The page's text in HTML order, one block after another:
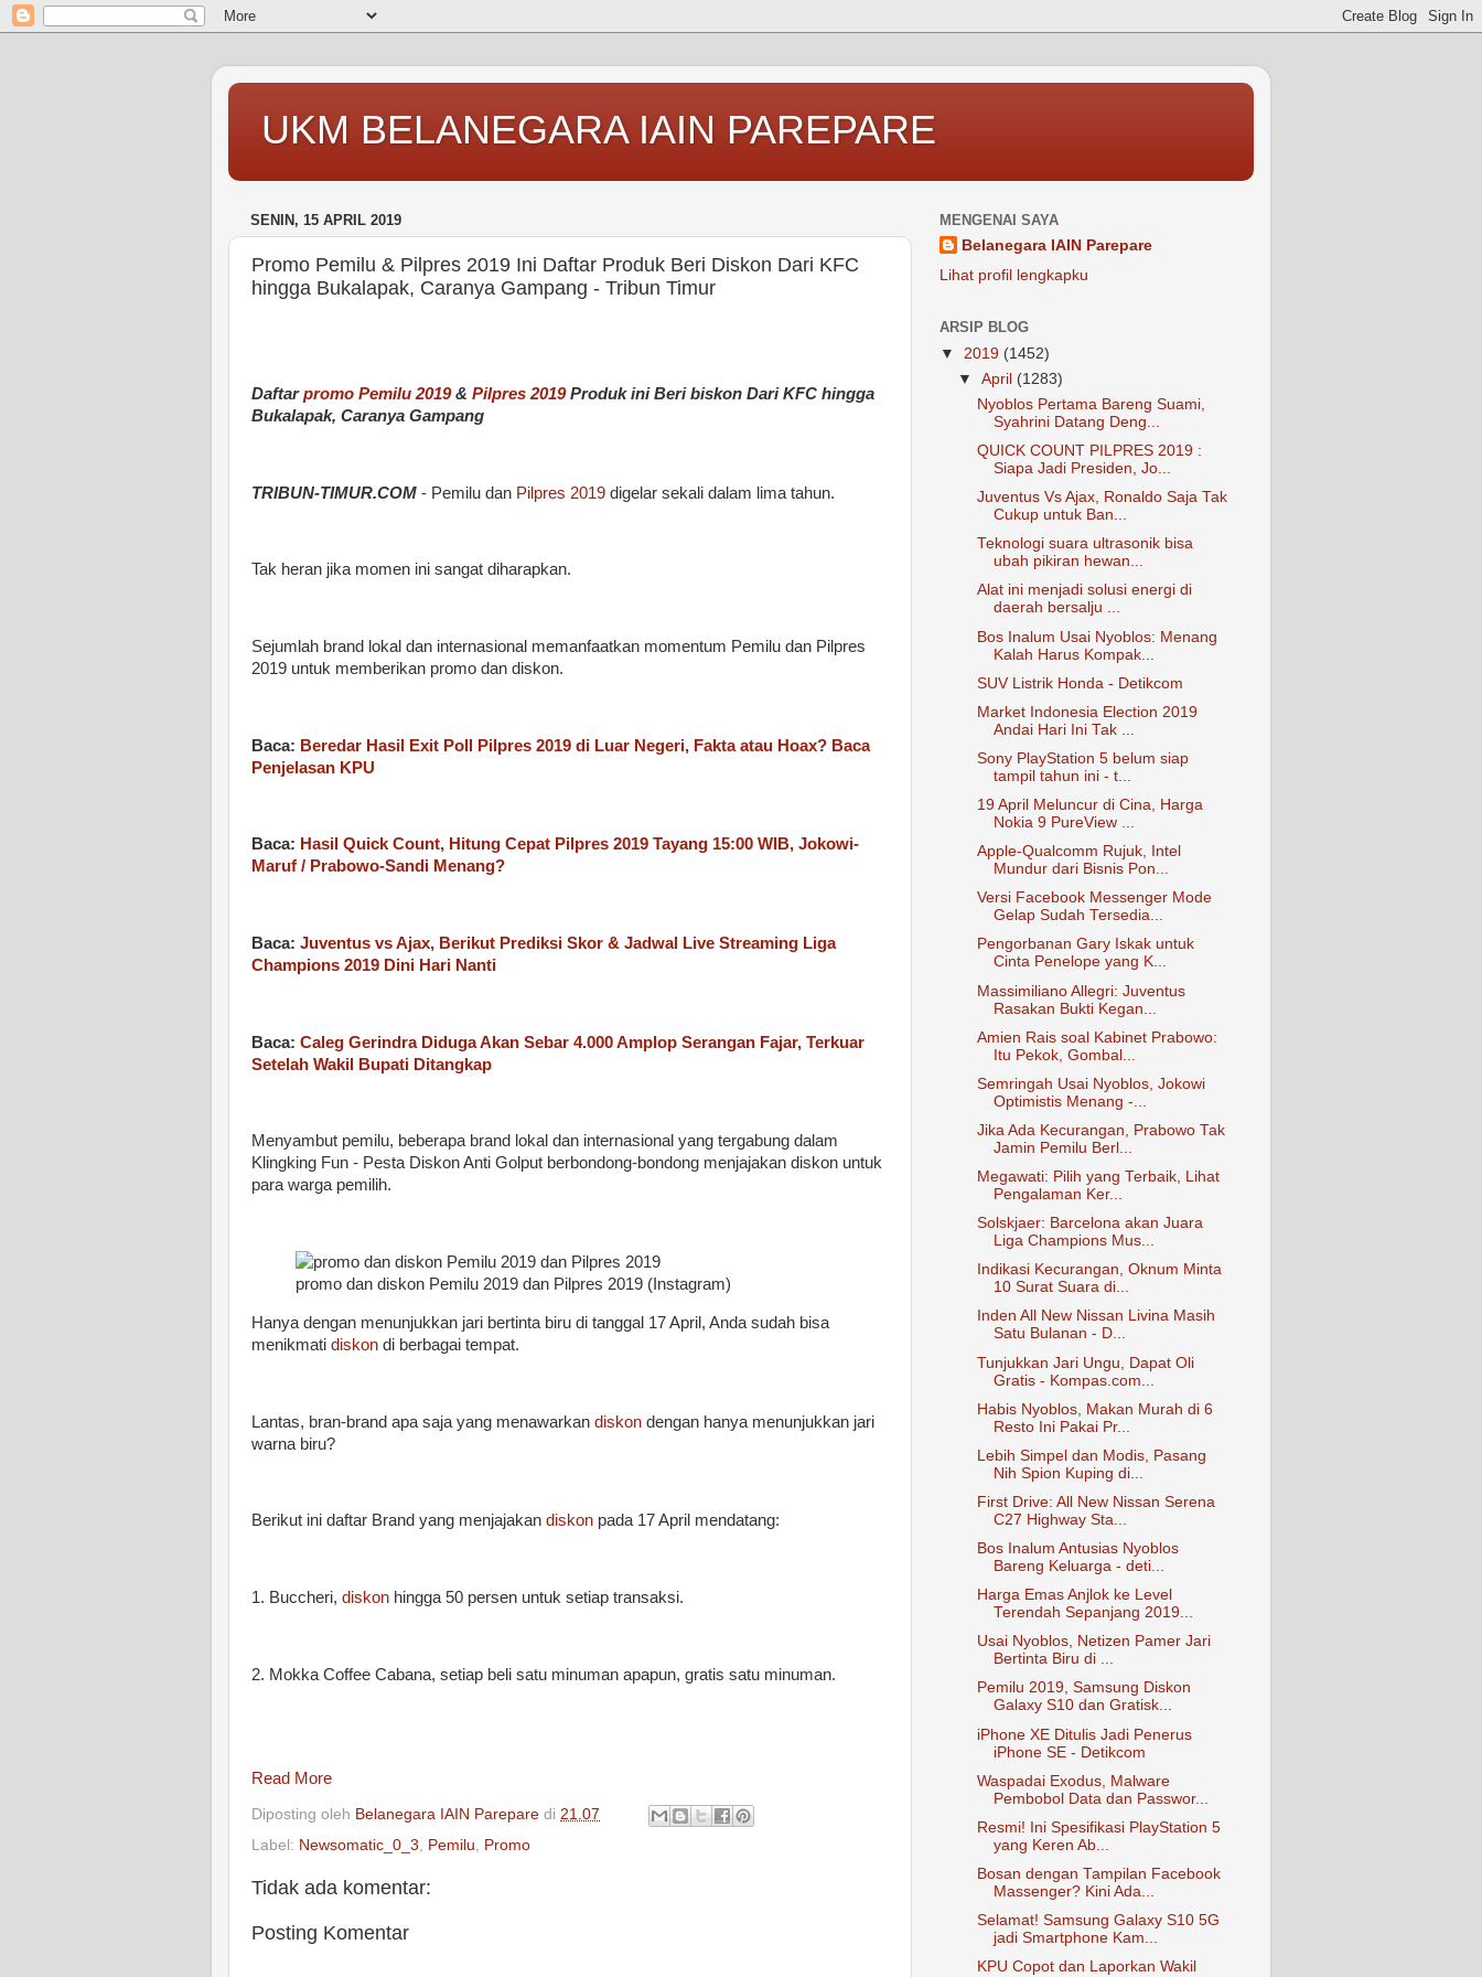
UKM BELANEGARA IAIN PAREPARE
SENIN, 15 APRIL 2019
Promo Pemilu & Pilpres 2019 Ini Daftar Produk Beri Diskon Dari KFC
hingga Bukalapak, Caranya Gampang - Tribun Timur
Daftarpromo Pemilu 2019& Pilpres 2019Produk ini Beri biskon Dari KFC hingga
Bukalapak, Caranya Gampang
TRIBUN-TIMUR.COM - Pemilu dan Pilpres 2019 digelar sekali dalam lima tahun.
Tak heran jika momen ini sangat diharapkan.
Sejumlah brand lokal dan internasional memanfaatkan momentum Pemilu dan Pilpres
2019 untuk memberikan promo dan diskon.
Baca: Beredar Hasil Exit Poll Pilpres 2019 di Luar Negeri, Fakta atau Hoax? Baca
Penjelasan KPU
Baca: Hasil Quick Count, Hitung Cepat Pilpres 2019 Tayang 15:00 WIB, Jokowi-
Maruf / Prabowo-Sandi Menang?
Baca: Juventus vs Ajax, Berikut Prediksi Skor & Jadwal Live Streaming Liga
Champions 2019 Dini Hari Nanti
Baca: Caleg Gerindra Diduga Akan Sebar 4.000 Amplop Serangan Fajar, Terkuar
Setelah Wakil Bupati Ditangkap
Menyambut pemilu, beberapa brand lokal dan internasional yang tergabung dalam
Klingking Fun - Pesta Diskon Anti Golput berbondong-bondong menjajakan diskon untuk
para warga pemilih.
promo dan diskon Pemilu 2019 dan Pilpres 2019 (Instagram)
Hanya dengan menunjukkan jari bertinta biru di tanggal 17 April, Anda sudah bisa
menikmati diskon di berbagai tempat.
Lantas, bran-brand apa saja yang menawarkan diskon dengan hanya menunjukkan jari
warna biru?
Berikut ini daftar Brand yang menjajakan diskon pada 17 April mendatang:
1. Buccheri, diskon hingga 50 persen untuk setiap transaksi.
2. Mokka Coffee Cabana, setiap beli satu minuman apapun, gratis satu minuman.
Read More
Diposting oleh Belanegara IAIN Parepare di 21.07
Label: Newsomatic_0_3 Pemilu Promo
Tidak ada komentar:
Posting Komentar
MENGENAI SAYA
Belanegara IAIN Parepare
Lihat profil lengkapku
ARSIP BLOG
▼ 2019 (1452)
▼April (1283)
Nyoblos Pertama Bareng Suami,
Syahrini Datang Deng...
QUICK COUNT PILPRES 2019 :
Siapa Jadi Presiden, Jo...
Juventus Vs Ajax, Ronaldo Saja Tak
Cukup untuk Ban...
Teknologi suara ultrasonik bisa
ubah pikiran hewan...
Alat ini menjadi solusi energi di
daerah bersalju ...
Bos Inalum Usai Nyoblos: Menang
Kalah Harus Kompak...
SUV Listrik Honda - Detikcom
Market Indonesia Election 2019
Andai Hari Ini Tak ...
Sony PlayStation 5 belum siap
tampil tahun ini - t...
19 April Meluncur di Cina, Harga
Nokia 9 PureView ...
Apple-Qualcomm Rujuk, Intel
Mundur dari Bisnis Pon...
Versi Facebook Messenger Mode
Gelap Sudah Tersedia...
Pengorbanan Gary Iskak untuk
Cinta Penelope yang K...
Massimiliano Allegri: Juventus
Rasakan Bukti Kegan...
Amien Rais soal Kabinet Prabowo:
Itu Pekok, Gombal...
Semringah Usai Nyoblos, Jokowi
Optimistis Menang -...
Jika Ada Kecurangan, Prabowo Tak
Jamin Pemilu Berl...
Megawati: Pilih yang Terbaik, Lihat
Pengalaman Ker...
Solskjaer: Barcelona akan Juara
Liga Champions Mus...
Indikasi Kecurangan, Oknum Minta
10 Surat Suara di...
Inden All New Nissan Livina Masih
Satu Bulanan - D...
Tunjukkan Jari Ungu, Dapat Oli
Gratis - Kompas.com...
Habis Nyoblos, Makan Murah di 6
Resto Ini Pakai Pr...
Lebih Simpel dan Modis, Pasang
Nih Spion Kuping di...
First Drive: All New Nissan Serena
C27 Highway Sta...
Bos Inalum Antusias Nyoblos
Bareng Keluarga - deti...
Harga Emas Anjlok ke Level
Terendah Sepanjang 2019...
Usai Nyoblos, Netizen Pamer Jari
Bertinta Biru di ...
Pemilu 2019, Samsung Diskon
Galaxy S10 dan Gratisk...
iPhone XE Ditulis Jadi Penerus
iPhone SE - Detikcom
Waspadai Exodus, Malware
Pembobol Data dan Passwor...
Resmi! Ini Spesifikasi PlayStation 5
yang Keren Ab...
Bosan dengan Tampilan Facebook
Massenger? Kini Ada...
Selamat! Samsung Galaxy S10 5G
jadi Smartphone Kam...
KPU Copot dan Laporkan Wakil